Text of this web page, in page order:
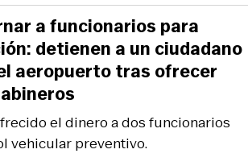
el dinero a dos funcionarios
vehicular preventivo.
a funcionarios para
detienen a un ciudadano
aeropuerto tras ofrecer